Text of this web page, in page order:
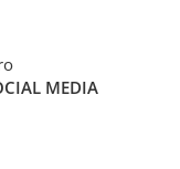
MEDIA